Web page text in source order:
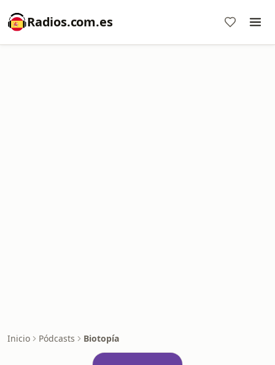
Radios.com.es
Inicio Pódcasts Biotopía